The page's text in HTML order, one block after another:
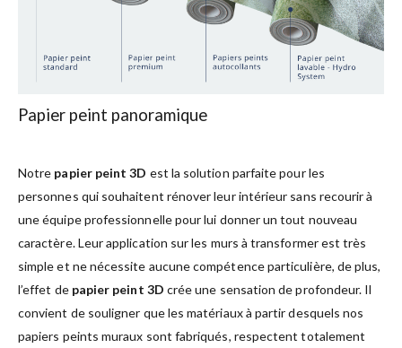
Papier peint panoramique
Notre papier peint 3D est la solution parfaite pour les
personnes qui souhaitent rénover leur intérieur sans recourir à
une équipe professionnelle pour lui donner un tout nouveau
caractère. Leur application sur les murs à transformer est très
simple et ne nécessite aucune compétence particulière, de plus,
l’effet de papier peint 3D crée une sensation de profondeur. Il
convient de souligner que les matériaux à partir desquels nos
papiers peints muraux sont fabriqués, respectent totalement